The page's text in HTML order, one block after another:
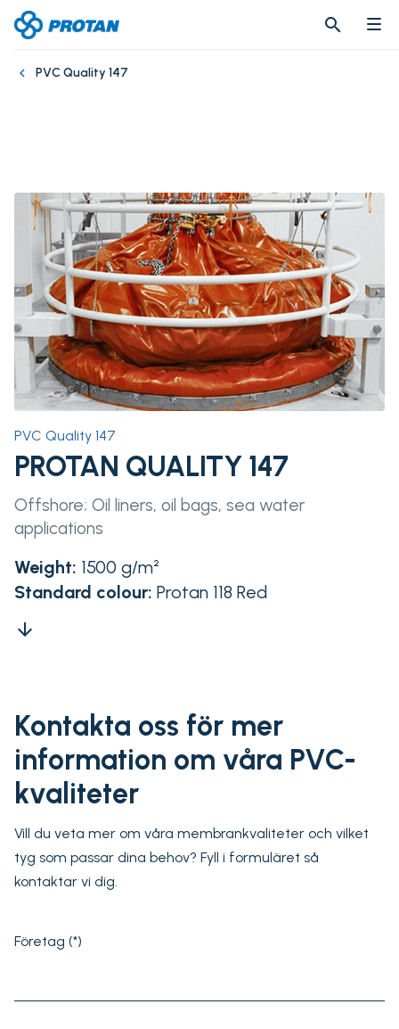
search
search
PVC Quality 147
PVC Quality 147
PROTAN QUALITY 147
Offshore; Oil liners, oil bags, sea water
applications
Weight: 1500 g/m²
Standard colour: Protan 118 Red
arrow_downward
Kontakta oss för mer
information om våra PVC-
kvaliteter
Vill du veta mer om våra membrankvaliteter och vilket
tyg som passar dina behov? Fyll i formuläret så
kontaktar vi dig.
Företag